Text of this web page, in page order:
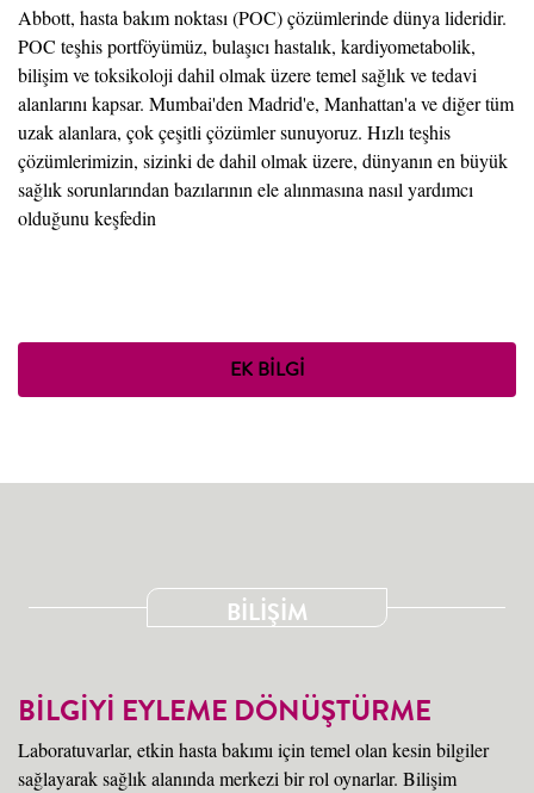
Abbott, hasta bakım noktası (POC) çözümlerinde dünya lideridir.
POC teşhis portföyümüz, bulaşıcı hastalık, kardiyometabolik,
bilişim ve toksikoloji dahil olmak üzere temel sağlık ve tedavi
alanlarını kapsar. Mumbai'den Madrid'e, Manhattan'a ve diğer tüm
uzak alanlara, çok çeşitli çözümler sunuyoruz. Hızlı teşhis
çözümlerimizin, sizinki de dahil olmak üzere, dünyanın en büyük
sağlık sorunlarından bazılarının ele alınmasına nasıl yardımcı
olduğunu keşfedin
EK BİLGİ
BİLİŞİM
BİLGİYİ EYLEME DÖNÜŞTÜRME
Laboratuvarlar, etkin hasta bakımı için temel olan kesin bilgiler
sağlayarak sağlık alanında merkezi bir rol oynarlar. Bilişim